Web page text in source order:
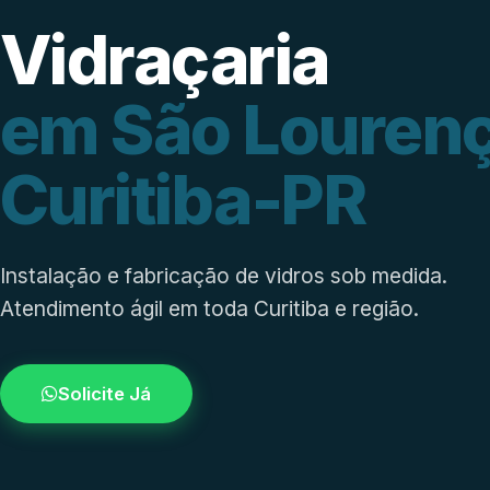
Vidraçaria
em São
Curitiba-PR
Instalação e fabricação de vidros sob medida.
Atendimento ágil em toda Curitiba e região.
Solicite Já